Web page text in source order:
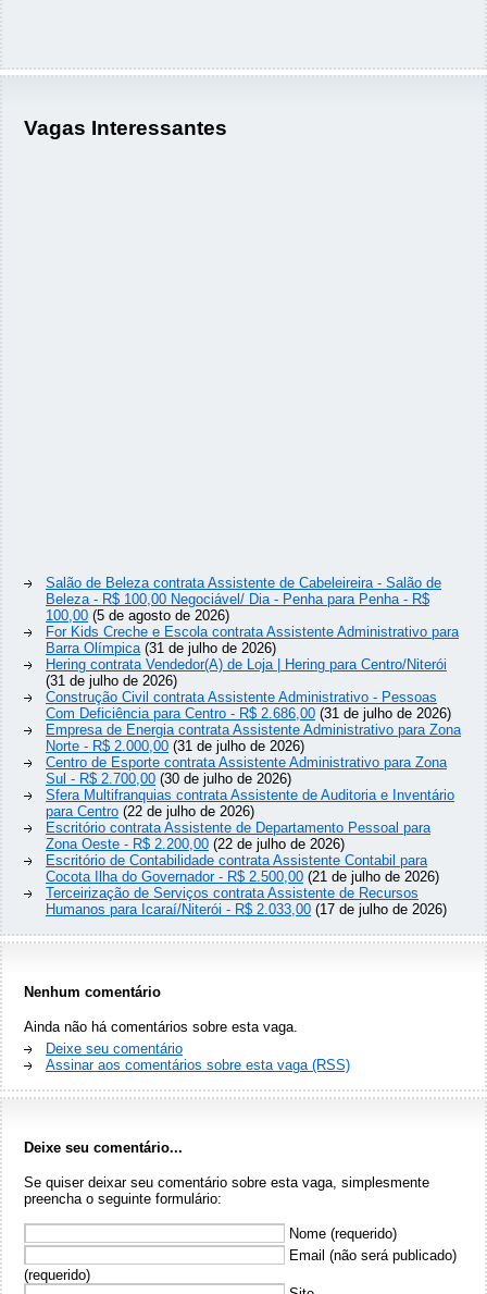
Vagas Interessantes
Salão de Beleza contrata Assistente de Cabeleireira - Salão de
Beleza - R$ 100,00 Negociável/ Dia - Penha para Penha - R$
100,00 (5 de agosto de 2026)
For Kids Creche e Escola contrata Assistente Administrativo para
Barra Olímpica(31 de julho de 2026)
Hering contrata Vendedor(A) de Loja | Hering para Centro/Niterói
(31 de julho de 2026)
Construção Civil contrata Assistente Administrativo - Pessoas
Com Deficiência para Centro - R$ 2.686,00 (31 de julho de 2026)
Empresa de Energia contrata Assistente Administrativo para Zona
Norte - R$ 2.000,00 (31 de julho de 2026)
Centro de Esporte contrata Assistente Administrativo para Zona
Sul - R$ 2.700,00 (30 de julho de 2026)
Sfera Multifranquias contrata Assistente de Auditoria e Inventário
para Centro (22 de julho de 2026)
Escritório contrata Assistente de Departamento Pessoal para
Zona Oeste - R$ 2.200,00 (22 de julho de 2026)
Escritório de Contabilidade contrata Assistente Contabil para
Cocota Ilha do Governador - R$ 2.500,00 (21 de julho de 2026)
Terceirização de Serviços contrata Assistente de Recursos
Humanos para Icaraí/Niterói - R$ 2.033,00 (17 de julho de 2026)
Nenhum comentário
Ainda não há comentários sobre esta vaga.
Deixe seu comentário
Assinar aos comentários sobre esta vaga (RSS)
Deixe seu comentário...
Se quiser deixar seu comentário sobre esta vaga, simplesmente
preencha o seguinte formulário:
Nome (requerido)
Email (não será publicado)
(requerido)